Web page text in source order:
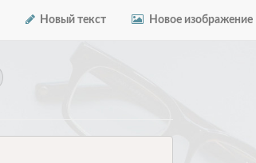
Новый текст Новое изображение